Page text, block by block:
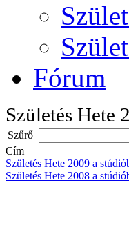
Fórum
Születés Hete
Szűrő
Cím
Születés Hete 2009 a
Születés Hete 2008 a